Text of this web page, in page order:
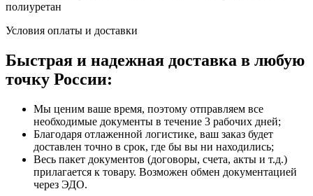
полиуретан
Условия оплаты и доставки
Быстрая и надежная доставка в любую
точку России:
Мы ценим ваше время, поэтому отправляем все
необходимые документы в течение 3 рабочих дней;
Благодаря отлаженной логистике, ваш заказ будет
доставлен точно в срок, где бы вы ни находились;
Весь пакет документов (договоры, счета, акты и т.д.)
прилагается к товару. Возможен обмен документацией
через ЭДО.